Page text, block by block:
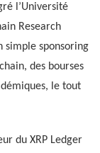
l’Université
Research
simple sponsoring
des bourses
le tout
du XRP Ledger